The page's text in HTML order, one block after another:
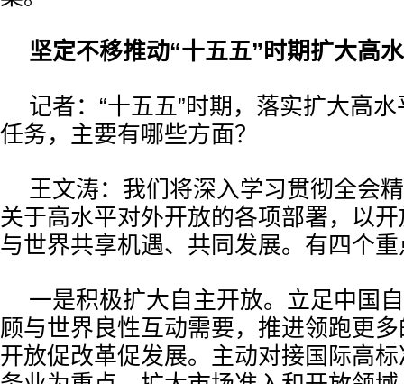
坚定不移推动“十五五”时期扩大高
记者：“十五五”时期，落实扩大高
任务，主要有哪些方面？
王文涛：我们将深入学习贯彻全会
关于高水平对外开放的各项部署，以
与世界共享机遇、共同发展。有四个
一是积极扩大自主开放。立足中国
顾与世界良性互动需要，推进领跑更
开放促改革促发展。主动对接国际高